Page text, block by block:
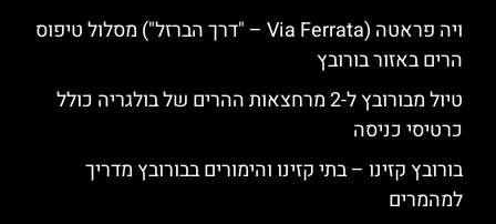
ויה פראטה (Via Ferrata – "דרך הברזל") מסלול טיפוס
הרים באזור בורובץ
טיול מבורובץ ל-2 מרחצאות ההרים של בולגריה כולל
כרטיסי כניסה
בורובץ קזינו – בתי קזינו והימורים בבורובץ מדריך
למהמרים